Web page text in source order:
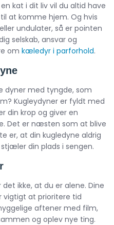
kat i dit liv vil du altid have
at komme hjem. Og hvis
undulater, så er pointen
selskab, ansvar og
om kæledyr i parforhold.
dyner med tyngde, som
Kugleydyner er fyldt med
din krop og giver en
Det er næsten som at blive
er, at din kugledyne aldrig
din plads i sengen.
ikke, at du er alene. Dine
vigtigt at prioritere tid
aftener med film,
og oplev nye ting.